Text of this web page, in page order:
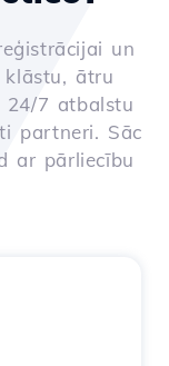
un
ātru
24/7 atbalstu
partneri. Sāc
ar pārliecību